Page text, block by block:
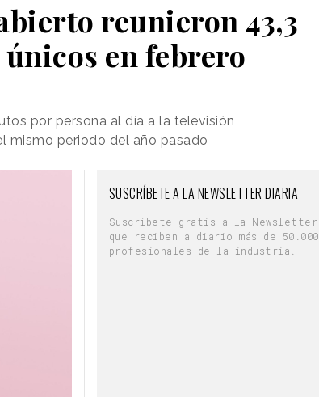
reunieron 43,3
en febrero
por persona al día a la televisión
mismo periodo del año pasado
SUSCRÍBETE A LA NEWSLETTER DIARIA
Suscríbete gratis a la Newsletter
que reciben a diario más de 50.000
profesionales de la industria.